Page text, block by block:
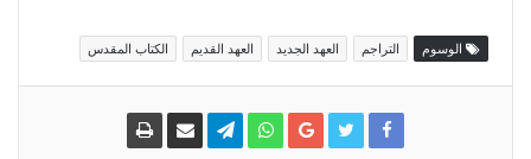
الوسوم التراجم العهد الجديد العهد القديم الكتاب المقدس